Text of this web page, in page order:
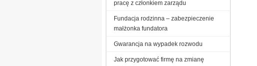
pracę z członkiem zarządu
Fundacja rodzinna – zabezpieczenie
małżonka fundatora
Gwarancja na wypadek rozwodu
Jak przygotować firmę na zmianę